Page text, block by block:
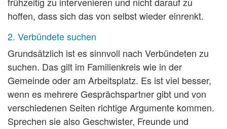
hoffen, dass sich das von selbst wieder einrenkt.
2. Verbündete suchen
Grundsätzlich ist es sinnvoll nach Verbündeten zu
suchen. Das gilt im Familienkreis wie in der
Gemeinde oder am Arbeitsplatz. Es ist viel besser,
wenn es mehrere Gesprächspartner gibt und von
verschiedenen Seiten richtige Argumente kommen.
Sprechen sie also Geschwister, Freunde und